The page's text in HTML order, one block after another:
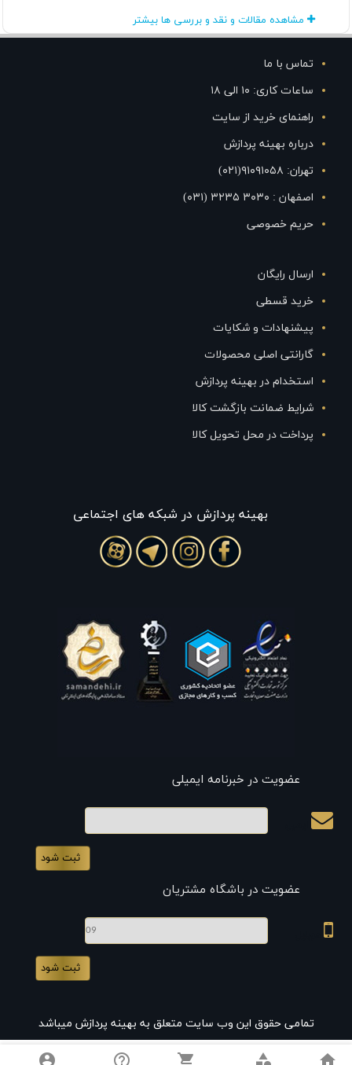
مشاهده مقالات و نقد و بررسی ها بیشتر
تماس با ما
ساعات کاری: ۱۰ الی ۱۸
راهنمای خرید از سایت
درباره بهینه پردازش
تهران: ۹۱۰۹۱۰۵۸(۰۲۱)
اصفهان : ۳۰۳۰ ۳۲۳۵ (۰۳۱)
حریم خصوصی
ارسال رایگان
خرید قسطی
پیشنهادات و شکایات
گارانتی اصلی محصولات
استخدام در بهینه پردازش
شرایط ضمانت بازگشت کالا
پرداخت در محل تحویل کالا
بهينه پردازش در شبکه های اجتماعی
عضویت در خبرنامه ایمیلی
عضویت در باشگاه مشتریان
تمامی حقوق این وب سایت متعلق به بهینه پردازش میباشد
home
category
shopping_cart
help_outline
account_circle